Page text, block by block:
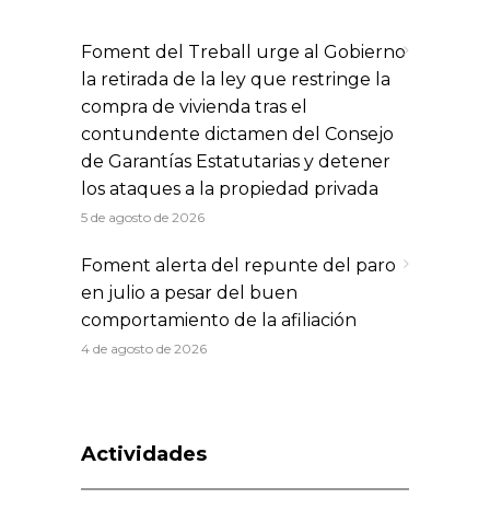
Foment del Treball urge al Gobierno
la retirada de la ley que restringe la
compra de vivienda tras el
contundente dictamen del Consejo
de Garantías Estatutarias y detener
los ataques a la propiedad privada
5 de agosto de 2026
Foment alerta del repunte del paro
en julio a pesar del buen
comportamiento de la afiliación
4 de agosto de 2026
Actividades